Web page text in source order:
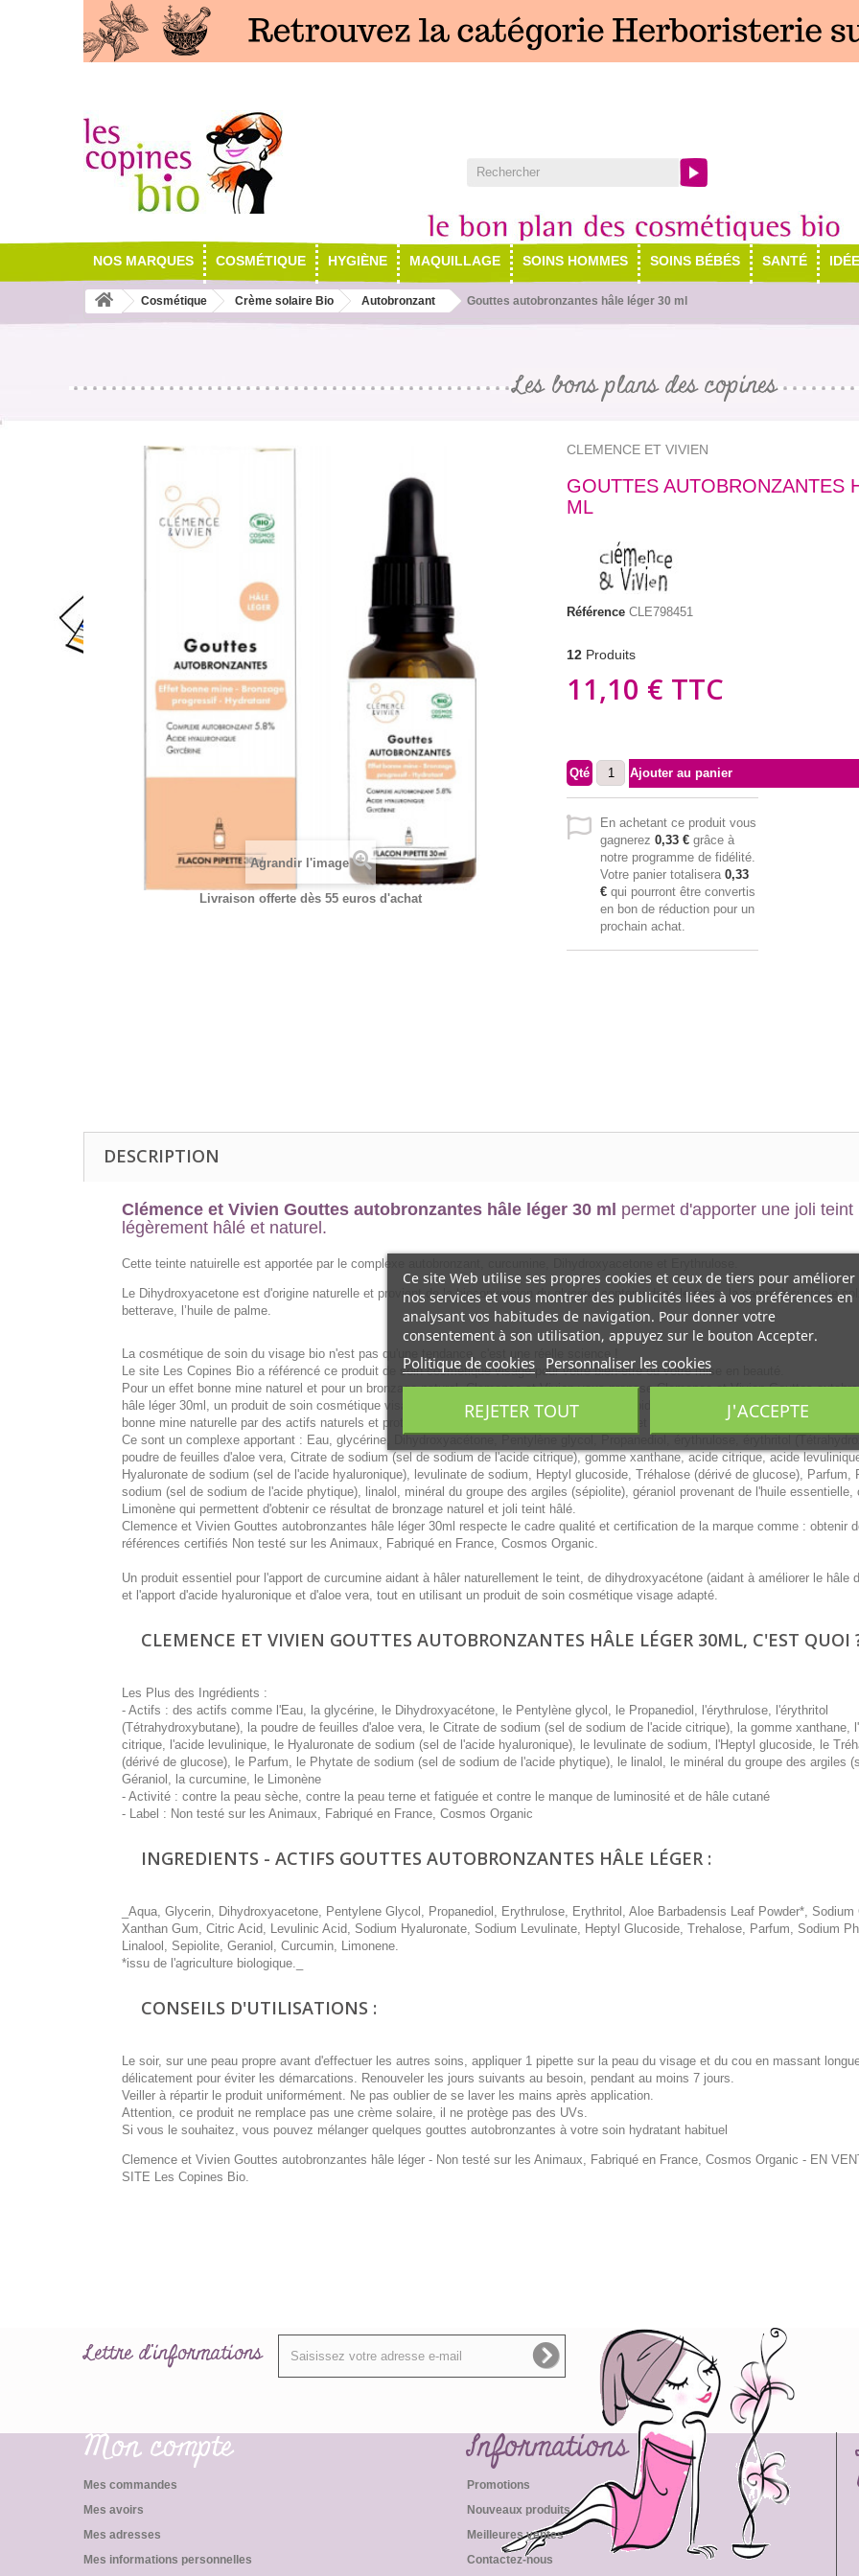
NOS MARQUES COSMÉTIQUE HYGIÈNE MAQUILLAGE SOINS HOMMES SOINS BÉBÉS SANTÉ
Cosmétique Crème solaire Bio Autobronzant Gouttes autobronzantes hâle léger 30 ml
Les bons plans des copines
Agrandir l'image
Livraison offerte dès 55 euros d'achat
CLEMENCE ET VIVIEN
GOUTTES AUTOBRONZANTES
ML
Référence CLE798451
12 Produits
11,10 € TTC
Qté Ajouter au panier
En achetant ce produit vous
gagnerez 0,33 € grâce à
notre programme de fidélité.
Votre panier totalisera 0,33
€ qui pourront être convertis
en bon de réduction pour un
prochain achat.
DESCRIPTION
Clémence et Vivien Gouttes autobronzantes hâle léger 30 ml permet d'apporter une joli teint
légèrement hâlé et naturel.
Cette teinte natuirelle est apportée par le complexe autobronzant, curcumine, Dihydroxyacetone et Erythrulose.
Le Dihydroxyacetone est d'origine naturelle et provient de la bioconversion du glycérol contenu dans le maïs, la canne à sucre, le
betterave, l’huile de palme.
La cosmétique de soin du visage bio n'est pas qu'une tendance, c'est une réelle science !
Le site Les Copines Bio a référencé ce produit de soin cosmétique visage pour votre bien-être ou votre mise en beauté.
Pour un effet bonne mine naturel et pour un bronzage naturel, Clemence et Vivien vous propose Clemence et Vivien Gouttes
hâle léger 30ml, un produit de soin cosmétique visage, que cela soit pour lisser et adoucir l'épiderme cutané, pour aider à apporter
bonne mine naturelle par des actifs naturels et protecteurs pour la peau et donner luminosité et effet bonne mine.
Ce sont un complexe apportant : Eau, glycérine, Dihydroxyacétone, Pentylène glycol, Propanediol, érythrulose, érythritol
poudre de feuilles d'aloe vera, Citrate de sodium (sel de sodium de l'acide citrique), gomme xanthane, acide citrique, acide
Hyaluronate de sodium (sel de l'acide hyaluronique), levulinate de sodium, Heptyl glucoside, Tréhalose (dérivé de glucose), Parfum,
sodium (sel de sodium de l'acide phytique), linalol, minéral du groupe des argiles (sépiolite), géraniol provenant de l'huile essentielle,
Limonène qui permettent d'obtenir ce résultat de bronzage naturel et joli teint hâlé.
Clemence et Vivien Gouttes autobronzantes hâle léger 30ml respecte le cadre qualité et certification de la marque comme : obtenir
références certifiés Non testé sur les Animaux, Fabriqué en France, Cosmos Organic.
Un produit essentiel pour l'apport de curcumine aidant à hâler naturellement le teint, de dihydroxyacétone (aidant à améliorer le hâle
et l'apport d'acide hyaluronique et d'aloe vera, tout en utilisant un produit de soin cosmétique visage adapté.
CLEMENCE ET VIVIEN GOUTTES AUTOBRONZANTES HÂLE LÉGER 30ML, C'EST QUOI
Les Plus des Ingrédients :
- Actifs : des actifs comme l'Eau, la glycérine, le Dihydroxyacétone, le Pentylène glycol, le Propanediol, l'érythrulose, l'érythritol
(Tétrahydroxybutane), la poudre de feuilles d'aloe vera, le Citrate de sodium (sel de sodium de l'acide citrique), la gomme xanthane,
citrique, l'acide levulinique, le Hyaluronate de sodium (sel de l'acide hyaluronique), le levulinate de sodium, l'Heptyl glucoside, le
(dérivé de glucose), le Parfum, le Phytate de sodium (sel de sodium de l'acide phytique), le linalol, le minéral du groupe des argiles
Géraniol, la curcumine, le Limonène
- Activité : contre la peau sèche, contre la peau terne et fatiguée et contre le manque de luminosité et de hâle cutané
- Label : Non testé sur les Animaux, Fabriqué en France, Cosmos Organic
INGREDIENTS - ACTIFS GOUTTES AUTOBRONZANTES HÂLE LÉGER :
_Aqua, Glycerin, Dihydroxyacetone, Pentylene Glycol, Propanediol, Erythrulose, Erythritol, Aloe Barbadensis Leaf Powder*, Sodium
Xanthan Gum, Citric Acid, Levulinic Acid, Sodium Hyaluronate, Sodium Levulinate, Heptyl Glucoside, Trehalose, Parfum, Sodium
Linalool, Sepiolite, Geraniol, Curcumin, Limonene.
*issu de l'agriculture biologique._
CONSEILS D'UTILISATIONS :
Le soir, sur une peau propre avant d'effectuer les autres soins, appliquer 1 pipette sur la peau du visage et du cou en massant
délicatement pour éviter les démarcations. Renouveler les jours suivants au besoin, pendant au moins 7 jours.
Veiller à répartir le produit uniformément. Ne pas oublier de se laver les mains après application.
Attention, ce produit ne remplace pas une crème solaire, il ne protège pas des UVs.
Si vous le souhaitez, vous pouvez mélanger quelques gouttes autobronzantes à votre soin hydratant habituel
Clemence et Vivien Gouttes autobronzantes hâle léger - Non testé sur les Animaux, Fabriqué en France, Cosmos Organic - EN
SITE Les Copines Bio.
Ce site Web utilise ses propres cookies et ceux de tiers pour améliorer
nos services et vous montrer des publicités liées à vos préférences en
analysant vos habitudes de navigation. Pour donner votre
consentement à son utilisation, appuyez sur le bouton Accepter.
Politique de cookies Personnaliser les cookies
REJETER TOUT J'ACCEPTE
Lettre d'informations
Mon compte
Mes commandes
Mes avoirs
Mes adresses
Mes informations personnelles
Informations
Promotions
Nouveaux produits
Meilleures ventes
Contactez-nous